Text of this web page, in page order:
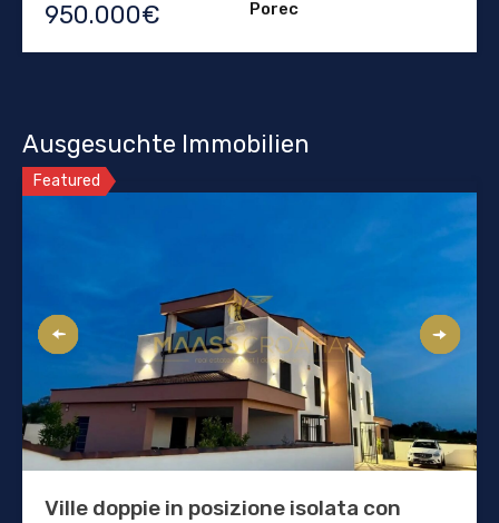
950.000€ Porec
Ausgesuchte Immobilien
Featured
Ville doppie in posizione isolata con